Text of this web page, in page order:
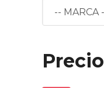
Precio